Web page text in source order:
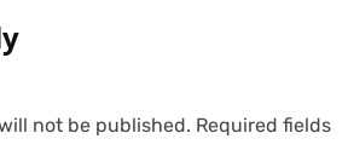
not be published. Required fields